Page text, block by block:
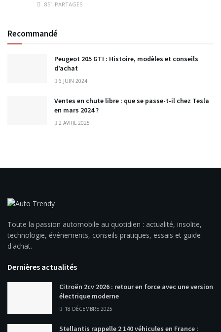
851 PARTAGES
Recommandé
Peugeot 205 GTI : Histoire, modèles et conseils
d’achat
6 JUIN 2024
Ventes en chute libre : que se passe-t-il chez Tesla
en mars 2024 ?
2 AVRIL 2025
Toute la passion automobile au quotidien : actualité, insolite,
technologie, événements, conseils pratiques, essais et guide
d'achat.
Dernières actualités
Citroën 2cv 2026 : retour en force avec une version
électrique moderne
18 DÉCEMBRE 2025
Stellantis rappelle 2 140 véhicules en France :